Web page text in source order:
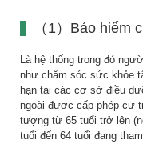
（1）Bảo hiểm
Là hệ thống trong đó
như chăm sóc sức khỏe
hạn tại các cơ sở điều
ngoài được cấp phép cư
tượng từ 65 tuổi trở lên
tuổi đến 64 tuổi đang